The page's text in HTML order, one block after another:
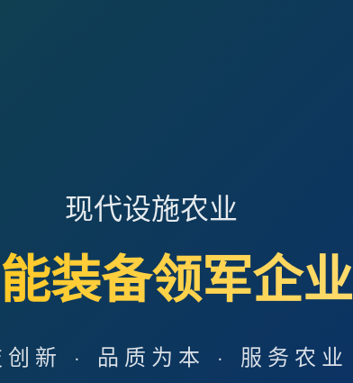
现代设施农业
装备领军企业
创新 · 品质为本 · 服务农业